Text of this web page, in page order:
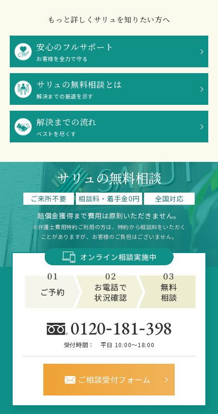
もっと詳しくサリュを知りたい方へ
安心のフルサポート
お客様を全力で守る
サリュの無料相談とは
解決までの筋道を示す
解決までの流れ
ベストを尽くす
サリュの無料相談
ご来所不要 相談料・着手金0円
全国対応
賠償金獲得まで費用は原則いただきません。
※弁護士費用特約ご利用の方は、特約から相談料をいただく
ことがありますが、お客様のご負担はございません。
0120-181-398
受付時間： 平日 10:00～18:00
ご相談受付フォーム